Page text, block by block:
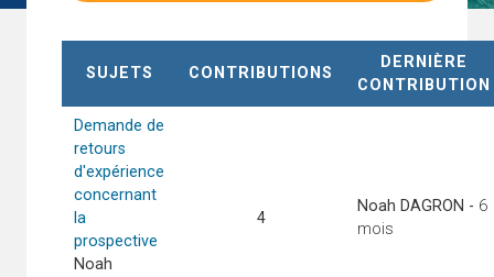
SUJETS CONTRIBUTIONS
DERNIÈRE
CONTRIBUTION
Demande de
retours
d'expérience
concernant
la
prospective
Noah
4
Noah DAGRON - 6
mois